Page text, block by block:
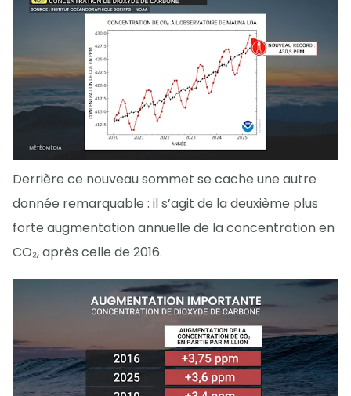
Derrière ce nouveau sommet se cache une autre
donnée remarquable : il s’agit de la deuxième plus
forte augmentation annuelle de la concentration en
CO₂, après celle de 2016.